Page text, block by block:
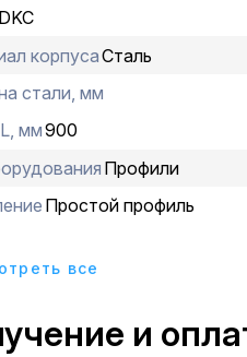
DKC
корпусаСталь
стали, мм
мм900
Профили
Простой профиль
все
и